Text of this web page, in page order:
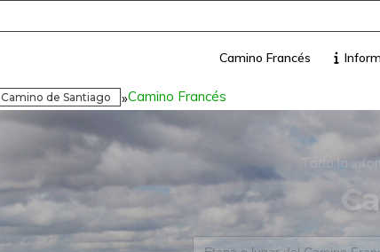
Camino Francés
Camino de Santiago »Camino Francés
Toda la
Buscar: